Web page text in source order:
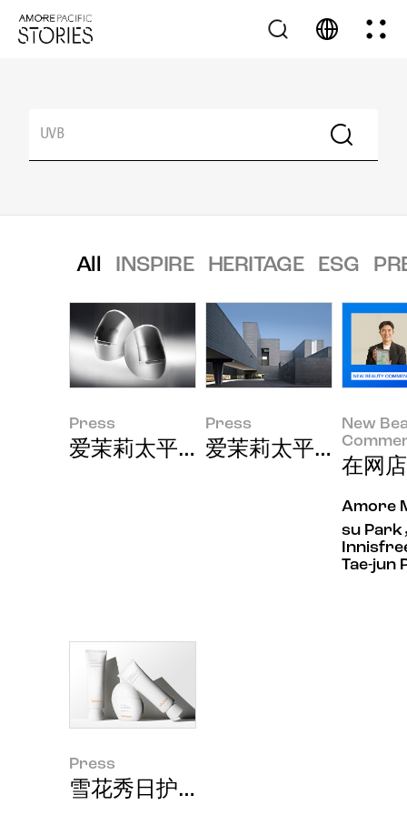
All INSPIRE HERITAGE ESG
Press
爱茉莉太平洋首次参展IFA 新款美
Press
爱茉莉太平洋证实
New
在网
Amore
su Park
Tae-jun
Press
雪花秀日护防晒乳系列升级亮相